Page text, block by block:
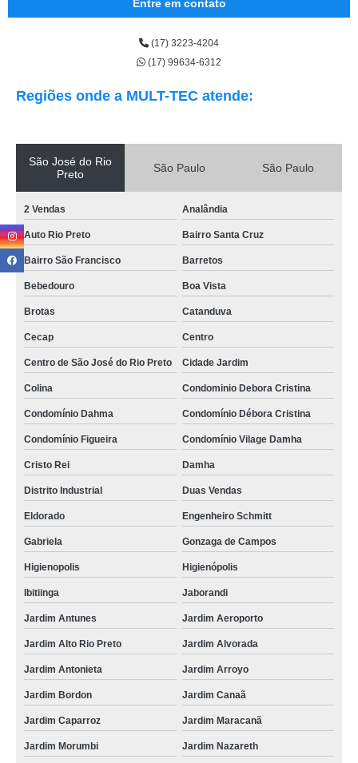
Entre em contato
(17) 3223-4204
(17) 99634-6312
Regiões onde a MULT-TEC atende:
São José do Rio
Preto
São Paulo São Paulo
2 Vendas Analândia
Auto Rio Preto Bairro Santa Cruz
Bairro São Francisco Barretos
Bebedouro Boa Vista
Brotas Catanduva
Cecap Centro
Centro de São José do Rio Preto Cidade Jardim
Colina Condominio Debora Cristina
Condomínio Dahma Condomínio Débora Cristina
Condomínio Figueira Condomínio Vilage Damha
Cristo Rei Damha
Distrito Industrial Duas Vendas
Eldorado Engenheiro Schmitt
Gabriela Gonzaga de Campos
Higienopolis Higienópolis
Ibitiinga Jaborandi
Jardim Antunes Jardim Aeroporto
Jardim Alto Rio Preto Jardim Alvorada
Jardim Antonieta Jardim Arroyo
Jardim Bordon Jardim Canaã
Jardim Caparroz Jardim Maracanã
Jardim Morumbi Jardim Nazareth